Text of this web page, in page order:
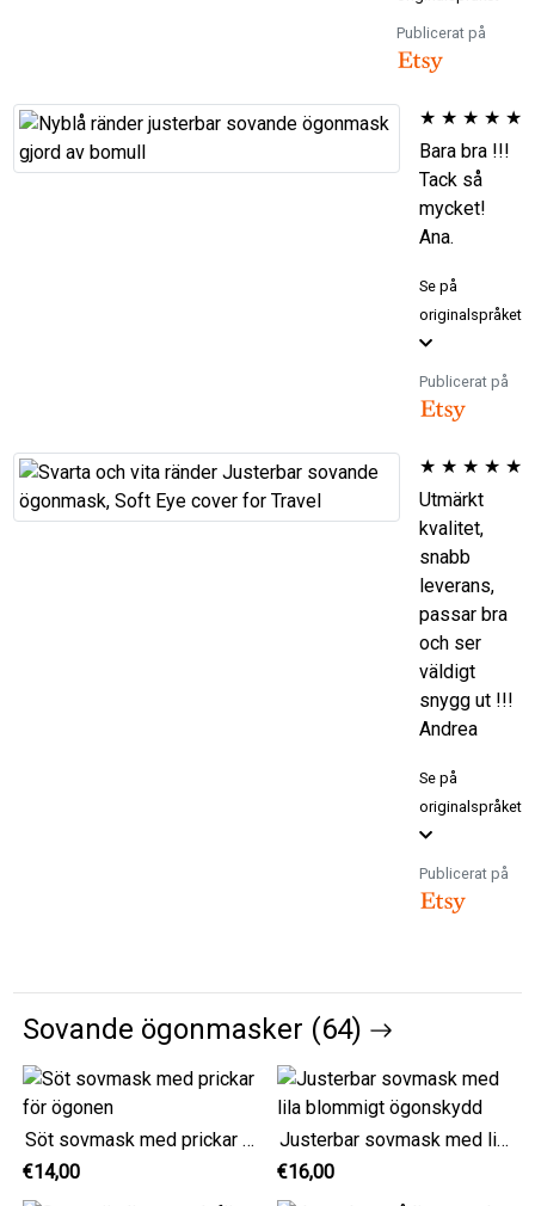
Publicerat på
★ ★ ★ ★ ★
Bara bra !!!
Tack så
mycket!
Ana.
Se på
originalspråket
Publicerat på
★ ★ ★ ★ ★
Utmärkt
kvalitet,
snabb
leverans,
passar bra
och ser
väldigt
snygg ut !!!
Andrea
Se på
originalspråket
Publicerat på
Sovande ögonmasker (64)
Söt sovmask med prickar för ögonen
€14,00
Justerbar sovmask med lila blommigt ögonskydd
€16,00